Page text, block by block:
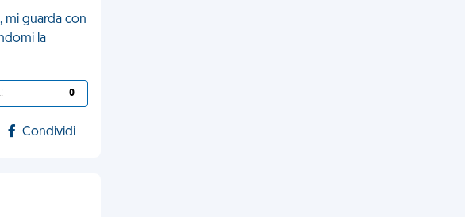
mi guarda con
la
0
Condividi